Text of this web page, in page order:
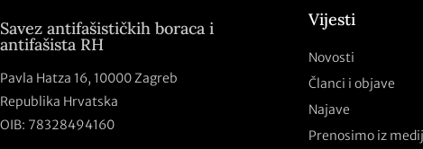
Savez antifašističkih boraca i
antifašista RH
Pavla Hatza 16, 10000 Zagreb
Republika Hrvatska
OIB: 78328494160
Vijesti
Novosti
Članci i objave
Najave
Prenosimo iz